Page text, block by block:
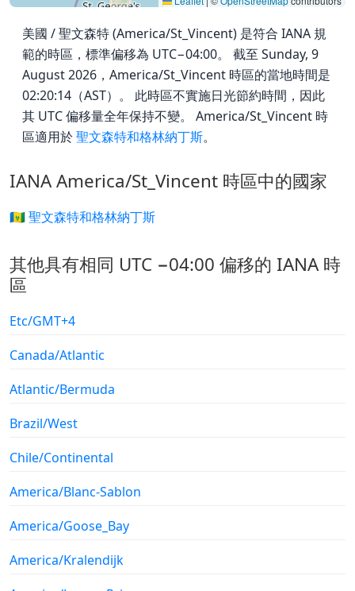
美國 / 聖文森特 (America/St_Vincent) 是符合 IANA 規
範的時區，標準偏移為 UTC−04:00。 截至 Sunday, 9
August 2026，America/St_Vincent 時區的當地時間是
02:20:14（AST）。 此時區不實施日光節約時間，因此
其 UTC 偏移量全年保持不變。 America/St_Vincent 時
區適用於聖文森特和格林納丁斯。
IANA America/St_Vincent 時區中的國家
🇻🇨 聖文森特和格林納丁斯
其他具有相同 UTC −04:00 偏移的 IANA 時
區
Etc/GMT+4
Canada/Atlantic
Atlantic/Bermuda
Brazil/West
Chile/Continental
America/Blanc-Sablon
America/Goose_Bay
America/Kralendijk